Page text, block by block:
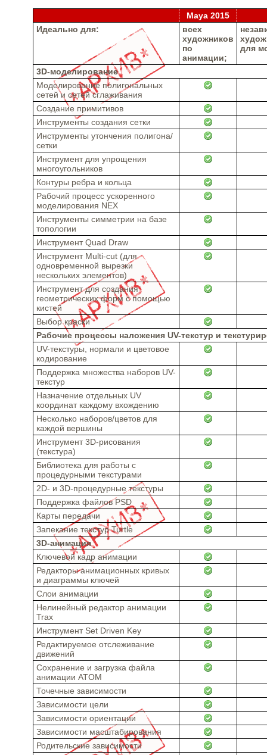
Maya 2015
Идеально для:
всех
художников
по
анимации;
для
3D-моделирование
Моделирование полигональных
сетей и сетей сглаживания
Создание примитивов
Инструменты создания сетки
Инструменты утончения полигона/
сетки
Инструмент для упрощения
многоугольников
Контуры ребра и кольца
Рабочий процесс ускоренного
моделирования NEX
Инструменты симметрии на базе
топологии
Инструмент Quad Draw
Инструмент Multi-cut (для
одновременной вырезки
нескольких элементов)
Инструмент для создания
геометрических форм с помощью
кистей
Выбор краски
Рабочие процессы наложения UV-текстур и
UV-текстуры, нормали и цветовое
кодирование
Поддержка множества наборов UV-
текстур
Назначение отдельных UV
координат каждому вхождению
Несколько наборов/цветов для
каждой вершины
Инструмент 3D-рисования
(текстура)
Библиотека для работы с
процедурными текстурами
2D- и 3D-процедурные текстуры
Поддержка файлов PSD
Карты передачи
Запекание текстур Turtle
3D-анимация
Ключевой кадр анимации
Редакторы анимационных кривых
и диаграммы ключей
Слои анимации
Нелинейный редактор анимации
Trax
Инструмент Set Driven Key
Редактируемое отслеживание
движений
Сохранение и загрузка файла
анимации ATOM
Точечные зависимости
Зависимости цели
Зависимости ориентации
Зависимости масштабирования
Родительские зависимости